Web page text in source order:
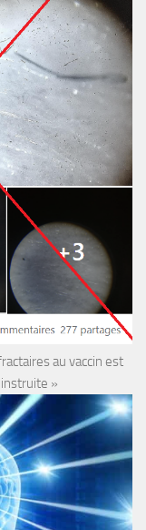
au vaccin est
»